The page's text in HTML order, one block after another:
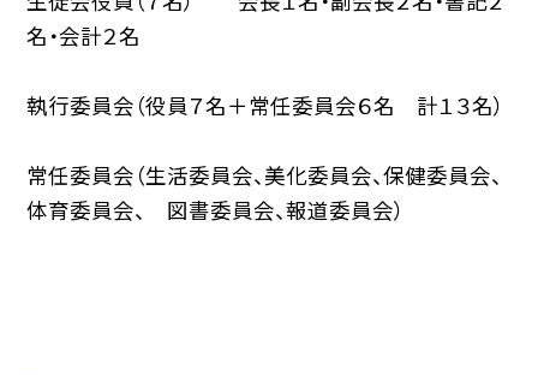
名・会計２名
執行委員会（役員７名＋常任委員会６名 計１３名）
常任委員会（生活委員会、美化委員会、保健委員会、
体育委員会、 図書委員会、報道委員会）